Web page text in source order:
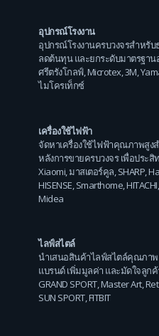
อุปกรณ์โรงงาน
อุปกรณ์โรงงานครบวงจรสำหรั
ลดต้นทุน และยกระดับมาตรฐา
ศรีตรังโกลฟ์,Microtex,3M,
ไมโครเท็กซ์
เครื่องใช้ไฟฟ้า
จัดหาเครื่องใช้ไฟฟ้าคุณภาพสูง
หลังการขายครบวงจร เพื่อประ
Xiaomi มาสเตอร์คูล SHARP
HISENSE Smarthome HITACHI
Midea
ไลฟ์สไตล์
นำเสนอสินค้าไลฟ์สไตล์คุณภาพ
แบรนด์ เพิ่มมูลค่า และมัดใจลู
GRAND SPORT,Master Art,
SUN SPORT,FITBIT